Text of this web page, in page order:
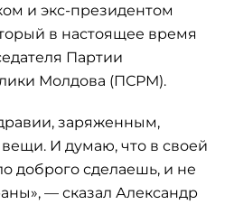
и экс-президентом
в настоящее время
Партии
Молдова (ПСРМ).
заряженным,
И думаю, что в своей
доброго сделаешь, и не
— сказал Александр